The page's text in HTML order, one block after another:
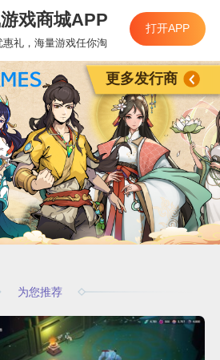
戏商城APP
礼，海量游戏任你淘
打开APP
为您推荐
更多发行商